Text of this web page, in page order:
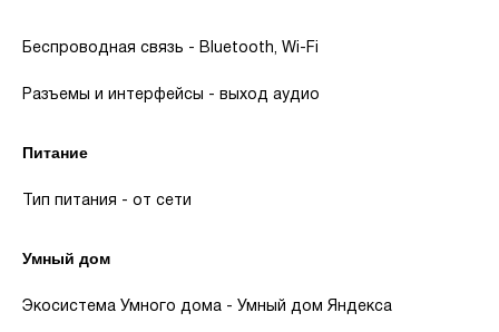
Беспроводная связь - Bluetooth, Wi-Fi
Разъемы и интерфейсы - выход аудио
Питание
Тип питания - от сети
Умный дом
Экосистема Умного дома - Умный дом Яндекса